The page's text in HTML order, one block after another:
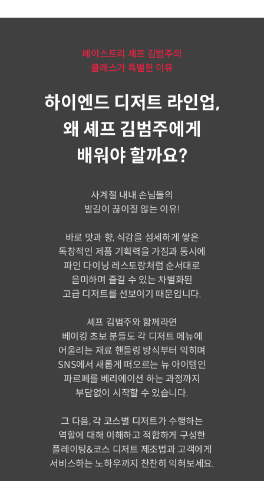
페이스트리 셰프 김범주의
클래스가 특별한 이유
하이엔드 디저트 라인업,
왜 셰프 김범주에게
배워야 할까요?
사계절 내내 손님들의
발길이 끊이질 않는 이유!
바로 맛과 향, 식감을 섬세하게 쌓은
독창적인 제품 기획력을 가짐과 동시에
파인 다이닝 레스토랑처럼 순서대로
음미하며 즐길 수 있는 차별화된
고급 디저트를 선보이기 때문입니다.
셰프 김범주와 함께라면
베이킹 초보 분들도 각 디저트 메뉴에
어울리는 재료 핸들링 방식부터 익히며
SNS에서 새롭게 떠오르는 뉴 아이템인
파르페를 베리에이션 하는 과정까지
부담없이 시작할 수 있습니다.
그 다음, 각 코스별 디저트가 수행하는
역할에 대해 이해하고 적합하게 구성한
플레이팅&코스 디저트 제조법과 고객에게
서비스하는 노하우까지 찬찬히 익혀보세요.